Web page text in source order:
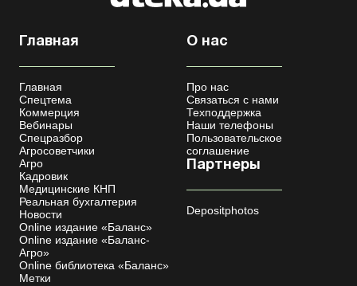
Главная
Главная
Спецтема
Коммерция
Вебинары
Спецразбор
Агросоветчики
Агро
Кадровик
Медицинские КНП
Реальная бухгалтерия
Новости
Online издание «Баланс»
Online издание «Баланс-
Агро»
Online библиотека «Баланс»
Метки
О нас
Про нас
Связаться с нами
Техподдержка
Наши телефоны
Пользовательское
соглашение
Партнеры
Depositphotos